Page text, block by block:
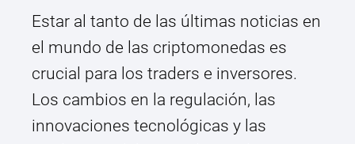
Estar al tanto de las últimas noticias en
el mundo de las criptomonedas es
crucial para los traders e inversores.
Los cambios en la regulación, las
innovaciones tecnológicas y las